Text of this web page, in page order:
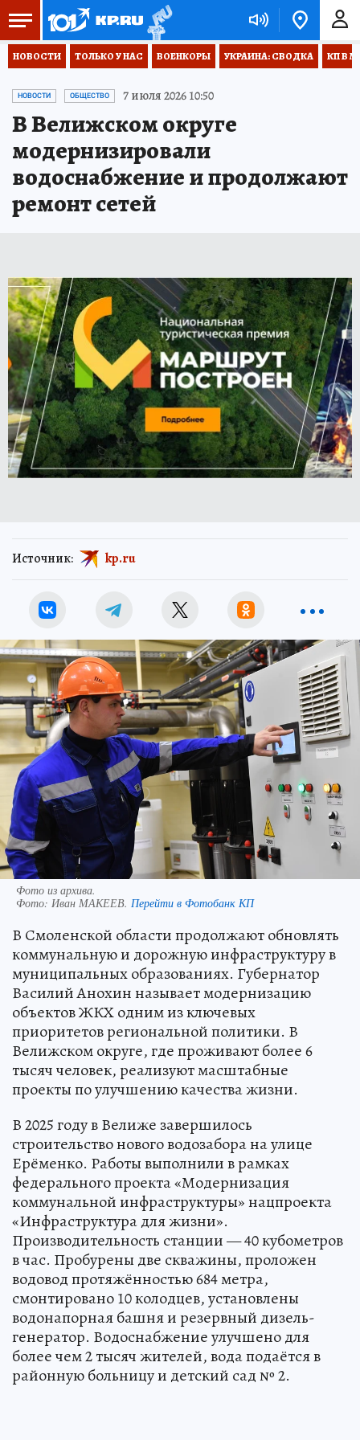
НОВОСТИ ТОЛЬКО У НАС ВОЕНКОРЫ УКРАИНА: СВОДКА КП В
НОВОСТИ ОБЩЕСТВО 7 июля 2026 10:50
В Велижском округе
модернизировали
водоснабжение и продолжают
ремонт сетей
Источник: kp.ru
Фото из архива.
Фото: Иван МАКЕЕВ. Перейти в Фотобанк КП
В Смоленской области продолжают обновлять
коммунальную и дорожную инфраструктуру в
муниципальных образованиях. Губернатор
Василий Анохин называет модернизацию
объектов ЖКХ одним из ключевых
приоритетов региональной политики. В
Велижском округе, где проживают более 6
тысяч человек, реализуют масштабные
проекты по улучшению качества жизни.
В 2025 году в Велиже завершилось
строительство нового водозабора на улице
Ерёменко. Работы выполнили в рамках
федерального проекта «Модернизация
коммунальной инфраструктуры» нацпроекта
«Инфраструктура для жизни».
Производительность станции — 40 кубометров
в час. Пробурены две скважины, проложен
водовод протяжённостью 684 метра,
смонтировано 10 колодцев, установлены
водонапорная башня и резервный дизель-
генератор. Водоснабжение улучшено для
более чем 2 тысяч жителей, вода подаётся в
районную больницу и детский сад № 2.